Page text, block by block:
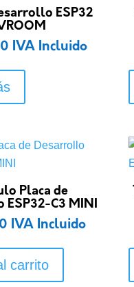
ESP32
IVA Incluido
Placa de
ESP32-C3 MINI
IVA Incluido
carrito